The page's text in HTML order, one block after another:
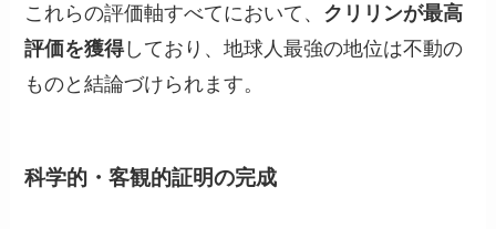
これらの評価軸すべてにおいて、 クリリンが最高
評価を獲得しており、地球人最強の地位は不動の
ものと結論づけられます。
科学的・客観的証明の完成